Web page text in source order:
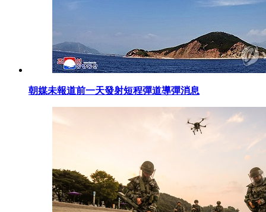
朝媒未報道前一天發射短程彈道導彈消息